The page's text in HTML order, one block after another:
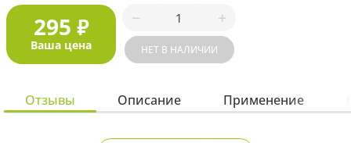
295 ₽
Ваша цена НЕТ В НАЛИЧИИ
Отзывы Описание Применение
МАКС
Для звонков по РФ
8-800-201-38-27